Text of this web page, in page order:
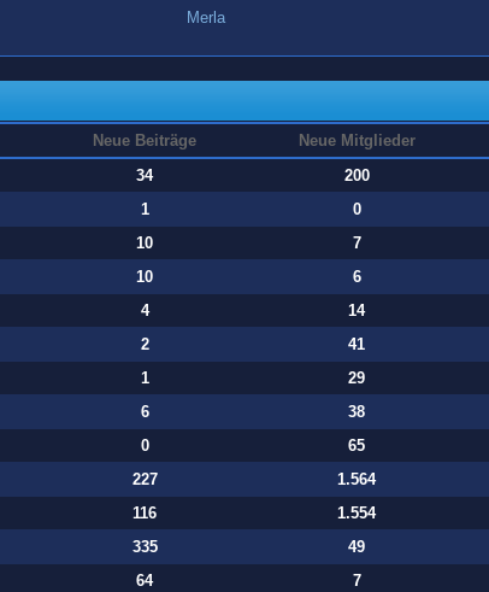
Merla
Neue Beiträge Neue Mitglieder
34 200
1 0
10 7
10 6
4 14
2 41
1 29
6 38
0 65
227 1.564
116 1.554
335 49
64 7